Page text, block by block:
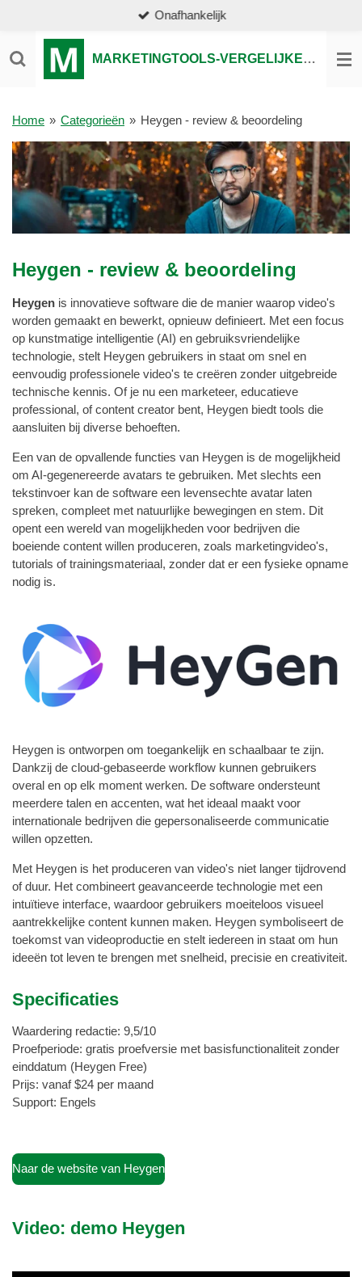
naar
de
MARKETINGTOOLS-VERGELIJKEN.NL
Onafhankelijk
Home » Categorieën » Heygen - review & beoordeling
Heygen - review & beoordeling
Heygen is innovatieve software die de manier waarop video's
worden gemaakt en bewerkt, opnieuw definieert. Met een focus
op kunstmatige intelligentie (AI) en gebruiksvriendelijke
technologie, stelt Heygen gebruikers in staat om snel en
eenvoudig professionele video's te creëren zonder uitgebreide
technische kennis. Of je nu een marketeer, educatieve
professional, of content creator bent, Heygen biedt tools die
aansluiten bij diverse behoeften.
Een van de opvallende functies van Heygen is de mogelijkheid
om AI-gegenereerde avatars te gebruiken. Met slechts een
tekstinvoer kan de software een levensechte avatar laten
spreken, compleet met natuurlijke bewegingen en stem. Dit
opent een wereld van mogelijkheden voor bedrijven die
boeiende content willen produceren, zoals marketingvideo's,
tutorials of trainingsmateriaal, zonder dat er een fysieke opname
nodig is.
Heygen is ontworpen om toegankelijk en schaalbaar te zijn.
Dankzij de cloud-gebaseerde workflow kunnen gebruikers
overal en op elk moment werken. De software ondersteunt
meerdere talen en accenten, wat het ideaal maakt voor
internationale bedrijven die gepersonaliseerde communicatie
willen opzetten.
Met Heygen is het produceren van video's niet langer tijdrovend
of duur. Het combineert geavanceerde technologie met een
intuïtieve interface, waardoor gebruikers moeiteloos visueel
aantrekkelijke content kunnen maken. Heygen symboliseert de
toekomst van videoproductie en stelt iedereen in staat om hun
ideeën tot leven te brengen met snelheid, precisie en creativiteit.
Specificaties
Waardering redactie: 9,5/10
Proefperiode: gratis proefversie met basisfunctionaliteit zonder
einddatum (Heygen Free)
Prijs: vanaf $24 per maand
Support: Engels
Naar de website van Heygen
Video: demo Heygen